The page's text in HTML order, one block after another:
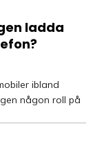
ladda
ibland
någon roll på